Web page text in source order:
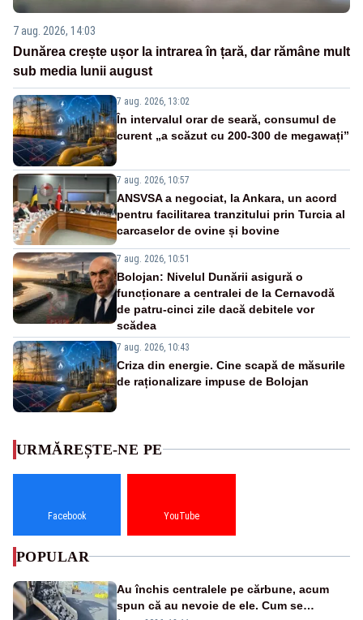
7 aug. 2026, 14:03
Dunărea crește ușor la intrarea în țară, dar rămâne mult
sub media lunii august
7 aug. 2026, 13:02
În intervalul orar de seară, consumul de
curent „a scăzut cu 200-300 de megawați”
7 aug. 2026, 10:57
ANSVSA a negociat, la Ankara, un acord
pentru facilitarea tranzitului prin Turcia al
carcaselor de ovine și bovine
7 aug. 2026, 10:51
Bolojan: Nivelul Dunării asigură o
funcționare a centralei de la Cernavodă
de patru-cinci zile dacă debitele vor
scădea
7 aug. 2026, 10:43
Criza din energie. Cine scapă de măsurile
de raționalizare impuse de Bolojan
URMĂREȘTE-NE PE
Facebook YouTube
POPULAR
Au închis centralele pe cărbune, acum
spun că au nevoie de ele. Cum se